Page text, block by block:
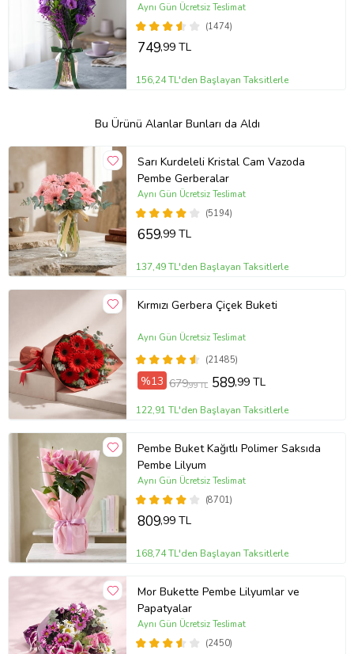
(1474)
Aynı Gün Ücretsiz Teslimat
749,99 TL
156,24 TL'den Başlayan Taksitlerle
Bu Ürünü Alanlar Bunları da Aldı
Sarı Kurdeleli Kristal Cam Vazoda
Pembe Gerberalar
(5194)
Aynı Gün Ücretsiz Teslimat
659,99 TL
137,49 TL'den Başlayan Taksitlerle
Kırmızı Gerbera Çiçek Buketi
(21485)
Aynı Gün Ücretsiz Teslimat
%13 679,99 TL 589,99 TL
122,91 TL'den Başlayan Taksitlerle
Pembe Buket Kağıtlı Polimer Saksıda
Pembe Lilyum
(8701)
Aynı Gün Ücretsiz Teslimat
809,99 TL
168,74 TL'den Başlayan Taksitlerle
Mor Bukette Pembe Lilyumlar ve
Papatyalar
(2450)
Aynı Gün Ücretsiz Teslimat